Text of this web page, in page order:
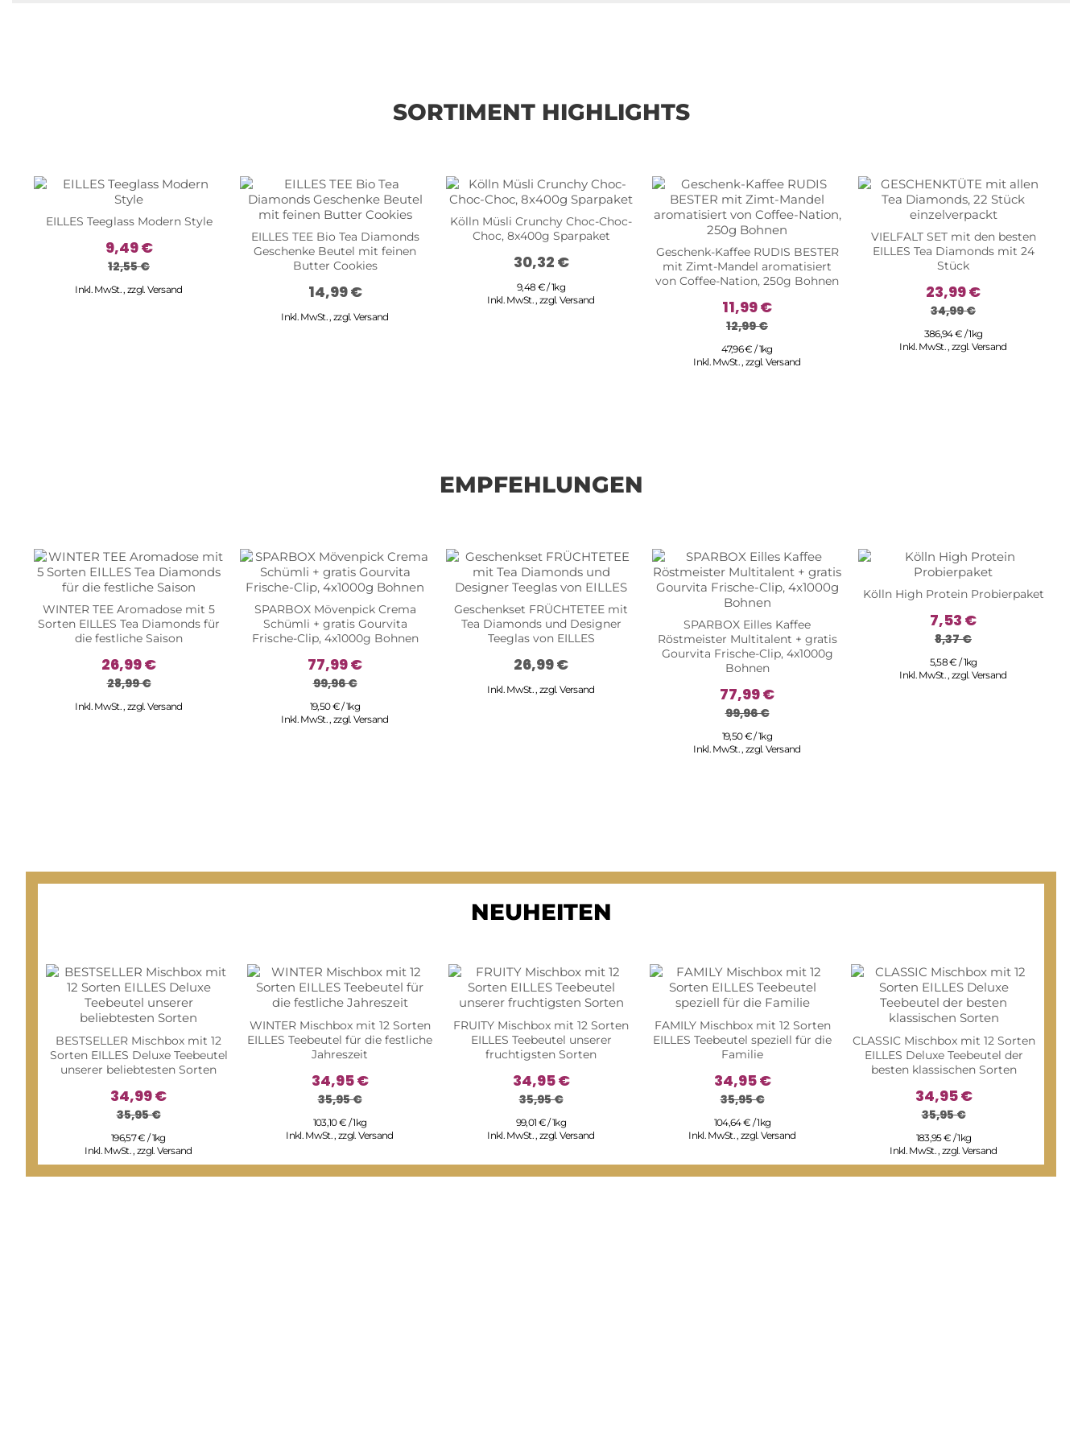
SORTIMENT HIGHLIGHTS
EILLES Teeglass Modern Style
9,49 €
12,55 €
Inkl. MwSt.,zzgl.Versand
EILLES TEE Bio Tea Diamonds
Geschenke Beutel mit feinen
Butter Cookies
14,99 €
Inkl. MwSt.,zzgl.Versand
Kölln Müsli Crunchy Choc-Choc-
Choc, 8x400g Sparpaket
30,32 €
9,48 € / 1kg
Inkl. MwSt.,zzgl.Versand
Geschenk-Kaffee RUDIS BESTER
mit Zimt-Mandel aromatisiert
von Coffee-Nation, 250g Bohnen
11,99 €
12,99 €
47,96 € / 1kg
Inkl. MwSt.,zzgl.Versand
VIELFALT SET mit den besten
EILLES Tea Diamonds mit 24
Stück
23,99 €
34,99 €
386,94 € / 1kg
Inkl. MwSt.,zzgl.Versand
EMPFEHLUNGEN
WINTER TEE Aromadose mit 5
Sorten EILLES Tea Diamonds für
die festliche Saison
26,99 €
28,99 €
Inkl. MwSt.,zzgl.Versand
SPARBOX Mövenpick Crema
Schümli + gratis Gourvita
Frische-Clip, 4x1000g Bohnen
77,99 €
99,96 €
19,50 € / 1kg
Inkl. MwSt.,zzgl.Versand
Geschenkset FRÜCHTETEE mit
Tea Diamonds und Designer
Teeglas von EILLES
26,99 €
Inkl. MwSt.,zzgl.Versand
SPARBOX Eilles Kaffee
Röstmeister Multitalent + gratis
Gourvita Frische-Clip, 4x1000g
Bohnen
77,99 €
99,96 €
19,50 € / 1kg
Inkl. MwSt.,zzgl.Versand
Kölln High Protein Probierpaket
7,53 €
8,37 €
5,58 € / 1kg
Inkl. MwSt.,zzgl.Versand
NEUHEITEN
BESTSELLER Mischbox mit 12
Sorten EILLES Deluxe Teebeutel
unserer beliebtesten Sorten
34,99 €
35,95 €
196,57 € / 1kg
Inkl. MwSt. ,zzgl.Versand
WINTER Mischbox mit 12 Sorten
EILLES Teebeutel für die festliche
Jahreszeit
34,95 €
35,95 €
103,10 € / 1kg
Inkl. MwSt. ,zzgl.Versand
FRUITY Mischbox mit 12 Sorten
EILLES Teebeutel unserer
fruchtigsten Sorten
34,95 €
35,95 €
99,01 € / 1kg
Inkl. MwSt. ,zzgl.Versand
FAMILY Mischbox mit 12 Sorten
EILLES Teebeutel speziell für die
Familie
34,95 €
35,95 €
104,64 € / 1kg
Inkl. MwSt. ,zzgl.Versand
CLASSIC Mischbox mit 12 Sorten
EILLES Deluxe Teebeutel der
besten klassischen Sorten
34,95 €
35,95 €
183,95 € / 1kg
Inkl. MwSt. ,zzgl.Versand